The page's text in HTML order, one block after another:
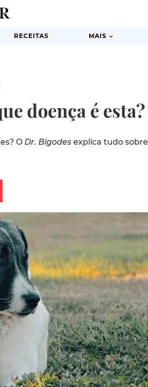
RECEITAS MAIS
doença é esta?
O Dr. Bigodes explica tudo sobre